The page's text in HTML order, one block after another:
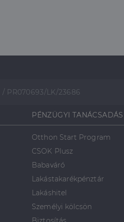
/ PR070693/LK/23686
PÉNZÜGYI TANÁCSADÁS
Otthon Start Program
CSOK Plusz
Babaváró
Lakástakarékpénztár
Lakáshitel
Személyi kölcsön